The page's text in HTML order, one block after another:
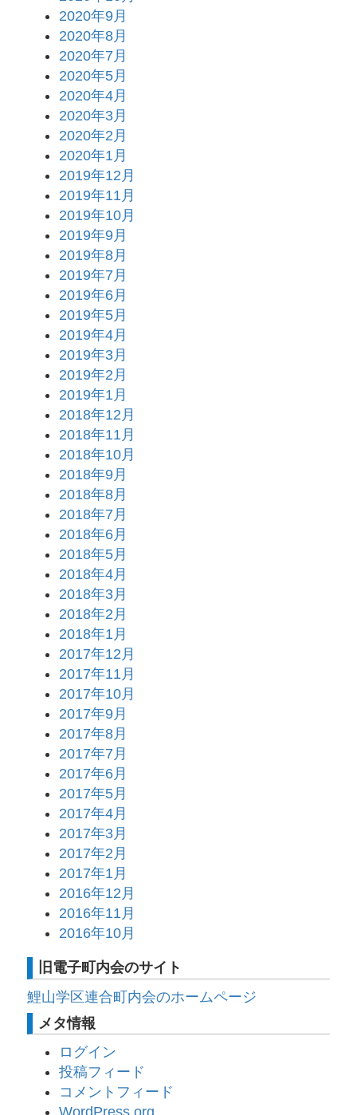
2020年9月
2020年8月
2020年7月
2020年5月
2020年4月
2020年3月
2020年2月
2020年1月
2019年12月
2019年11月
2019年10月
2019年9月
2019年8月
2019年7月
2019年6月
2019年5月
2019年4月
2019年3月
2019年2月
2019年1月
2018年12月
2018年11月
2018年10月
2018年9月
2018年8月
2018年7月
2018年6月
2018年5月
2018年4月
2018年3月
2018年2月
2018年1月
2017年12月
2017年11月
2017年10月
2017年9月
2017年8月
2017年7月
2017年6月
2017年5月
2017年4月
2017年3月
2017年2月
2017年1月
2016年12月
2016年11月
2016年10月
旧電子町内会のサイト
鯉山学区連合町内会のホームページ
メタ情報
ログイン
投稿フィード
コメントフィード